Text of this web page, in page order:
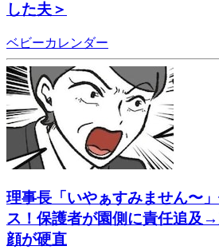
した夫＞
ベビーカレンダー
理事長「いやぁすみません〜
ス！保護者が園側に責任追及
顔が硬直